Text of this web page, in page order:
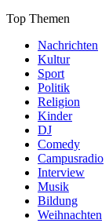
Top Themen
Nachrichten
Kultur
Sport
Politik
Religion
Kinder
DJ
Comedy
Campusradio
Interview
Musik
Bildung
Weihnachten